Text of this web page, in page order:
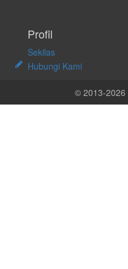
Profil
Sekilas
Hubungi Kami
© 2013-2026